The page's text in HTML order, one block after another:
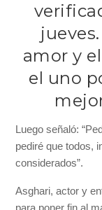
amor y
el uno
Luego señaló:
pediré que todos,
considerados”.
Asghari, actor y
para poner fin al